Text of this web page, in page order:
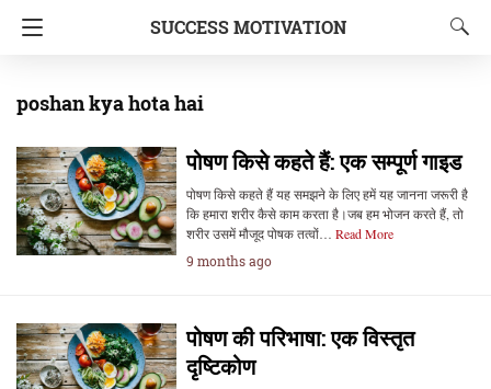
SUCCESS MOTIVATION
poshan kya hota hai
पोषण किसे कहते हैं: एक सम्पूर्ण गाइड
पोषण किसे कहते हैं यह समझने के लिए हमें यह जानना जरूरी है
कि हमारा शरीर कैसे काम करता है।जब हम भोजन करते हैं, तो
शरीर उसमें मौजूद पोषक तत्वों… Read More
9 months ago
पोषण की परिभाषा: एक विस्तृत
दृष्टिकोण